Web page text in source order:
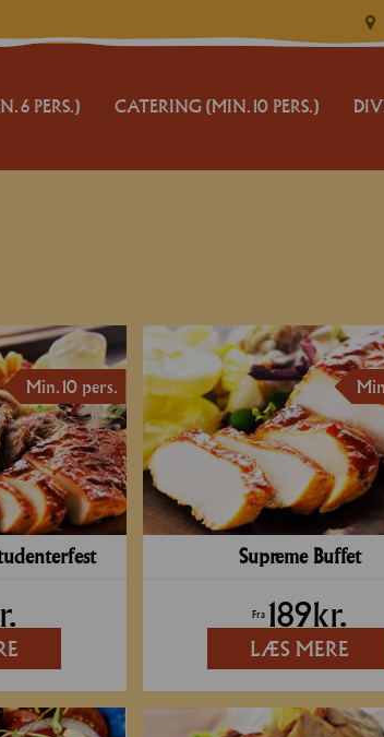
6 PERS.) CATERING (MIN. 10 PERS.)
RESERVATION
LOG
Min. 10 pers.
Supreme Buffet
Fra 189kr.
LÆS MERE